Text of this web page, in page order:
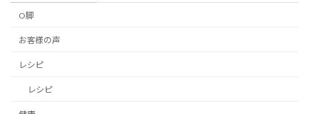
O脚
お客様の声
レシピ
レシピ